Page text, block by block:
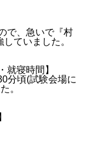
で、急いで『村
ていました。
就寝時間】
分頃(試験会場に
。